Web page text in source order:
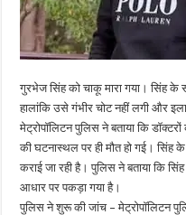
गुरभेज सिंह को चाकू मारा गया। सिंह के
हालांकि उसे गंभीर चोट नहीं लगी और
मेट्रोपॉलिटन पुलिस ने बताया कि
की घटनास्थल पर ही मौत हो गई। सिंह
कराई जा रही है। पुलिस ने बताया कि
आधार पर पकड़ा गया है।
पुलिस ने शुरू की जांच – मेट्रोपॉलिटन